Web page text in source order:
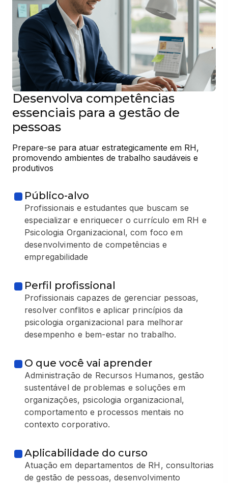
Desenvolva competências
essenciais para a gestão de
pessoas
Prepare-se para atuar estrategicamente em RH,
promovendo ambientes de trabalho saudáveis e
produtivos
Público-alvo
Profissionais e estudantes que buscam se
especializar e enriquecer o currículo em RH e
Psicologia Organizacional, com foco em
desenvolvimento de competências e
empregabilidade
Perfil profissional
Profissionais capazes de gerenciar pessoas,
resolver conflitos e aplicar princípios da
psicologia organizacional para melhorar
desempenho e bem-estar no trabalho.
O que você vai aprender
Administração de Recursos Humanos, gestão
sustentável de problemas e soluções em
organizações, psicologia organizacional,
comportamento e processos mentais no
contexto corporativo.
Aplicabilidade do curso
Atuação em departamentos de RH, consultorias
de gestão de pessoas, desenvolvimento